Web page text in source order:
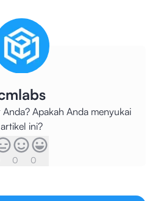
Apakah Anda menyukai
artikel ini?
0 0